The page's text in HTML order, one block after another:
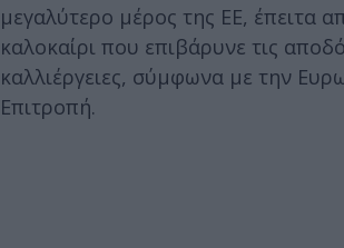
μεγαλύτερο μέρος της ΕΕ, έπειτα
καλοκαίρι που επιβάρυνε τις
καλλιέργειες, σύμφωνα με την
Επιτροπή.